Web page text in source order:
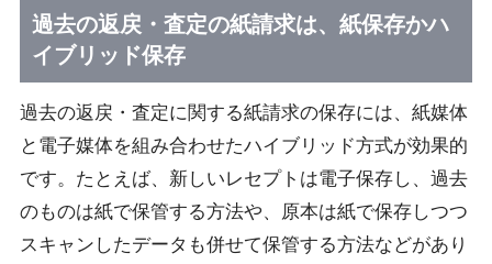
過去の返戻・査定の紙請求は、紙保存かハ
イブリッド保存
過去の返戻・査定に関する紙請求の保存には、紙媒体
と電子媒体を組み合わせたハイブリッド方式が効果的
です。たとえば、新しいレセプトは電子保存し、過去
のものは紙で保管する方法や、原本は紙で保存しつつ
スキャンしたデータも併せて保管する方法などがあり